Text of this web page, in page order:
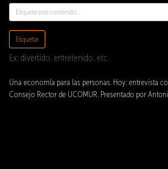
Etiquetar
Ex: divertido, entretenido, etc.
Una economía para las personas. Hoy: entrevista
Consejo Rector de UCOMUR. Presentado por